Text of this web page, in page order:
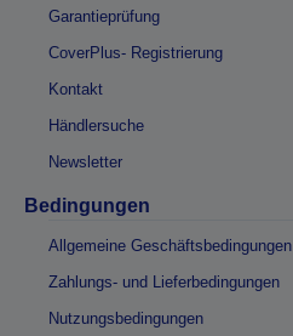
Garantieprüfung
CoverPlus- Registrierung
Kontakt
Händlersuche
Newsletter
Bedingungen
Allgemeine Geschäftsbedingungen
Zahlungs- und Lieferbedingungen
Nutzungsbedingungen